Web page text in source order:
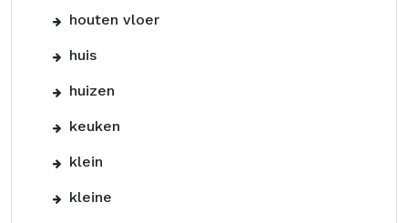
houten vloer
huis
huizen
keuken
klein
kleine